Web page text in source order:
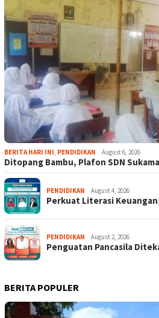
BERITA HARI INI PENDIDIKAN August 6, 2026
Ditopang Bambu, Plafon SDN
PENDIDIKAN August 4, 2026
Perkuat Literasi
PENDIDIKAN August 2, 2026
Penguatan Pancasila
BERITA POPULER